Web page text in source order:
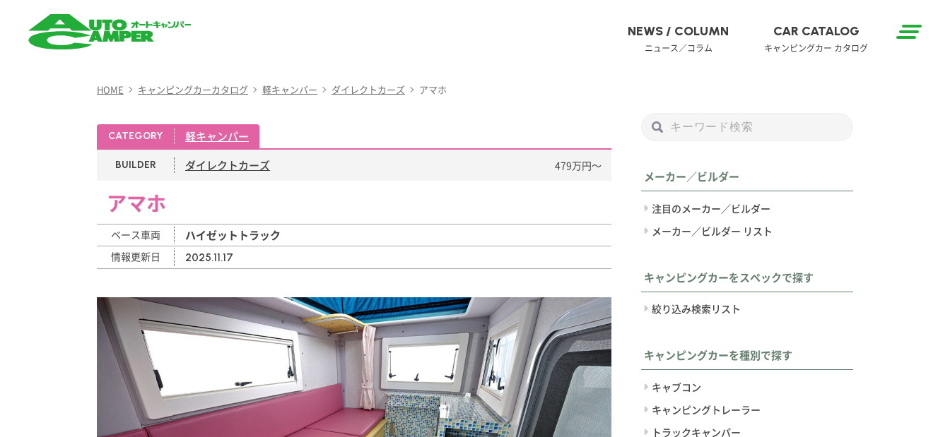
キャンパー）
NEWS / COLUMN
ニュース／コラム
CAR CATALOG
キャンピングカー カタログ
HOME キャンピングカーカタログ 軽キャンパー ダイレクトカーズ アマホ
CATEGORY 軽キャンパー
BUILDER ダイレクトカーズ 479万円〜
アマホ
ベース車両 ハイゼットトラック
情報更新日 2025.11.17
メーカー／ビルダー
注目のメーカー／ビルダー
メーカー／ビルダー リスト
キャンピングカーをスペックで探す
絞り込み検索リスト
キャンピングカーを種別で探す
キャブコン
キャンピングトレーラー
トラックキャンパー